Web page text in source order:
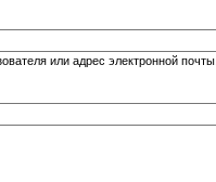
или адрес электронной почты.